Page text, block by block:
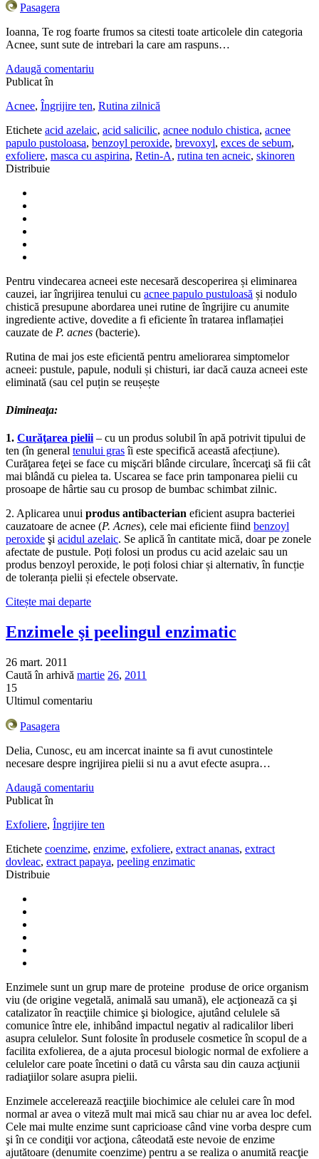
Pasagera
Ioanna, Te rog foarte frumos sa citesti toate articolele din categoria
Acnee, sunt sute de intrebari la care am raspuns…
Adaugă comentariu
Publicat în
Acnee, Îngrijire ten, Rutina zilnică
Etichete acid azelaic, acid salicilic, acnee nodulo chistica, acnee
papulo pustoloasa, benzoyl peroxide, brevoxyl, exces de sebum,
exfoliere, masca cu aspirina, Retin-A, rutina ten acneic, skinoren
Distribuie
Pentru vindecarea acneei este necesară descoperirea și eliminarea
cauzei, iar îngrijirea tenului cu acnee papulo pustuloasă și nodulo
chistică presupune abordarea unei rutine de îngrijire cu anumite
ingrediente active, dovedite a fi eficiente în tratarea inflamației
cauzate de P. acnes (bacterie).
Rutina de mai jos este eficientă pentru ameliorarea simptomelor
acneei: pustule, papule, noduli și chisturi, iar dacă cauza acneei este
eliminată (sau cel puțin se reușește
Dimineaţa:
1. Curăţarea pielii – cu un produs solubil în apă potrivit tipului de
ten (în general tenului grasîi este specifică această afecțiune).
Curăţarea feţei se face cu mişcări blânde circulare, încercaţi să fii cât
mai blândă cu pielea ta. Uscarea se face prin tamponarea pielii cu
prosoape de hârtie sau cu prosop de bumbac schimbat zilnic.
2. Aplicarea unui produs antibacterian eficient asupra bacteriei
cauzatoare de acnee (P. Acnes), cele mai eficiente fiind benzoyl
peroxide şi acidul azelaic. Se aplică în cantitate mică, doar pe zonele
afectate de pustule. Poți folosi un produs cu acid azelaic sau un
produs benzoyl peroxide, le poți folosi chiar și alternativ, în funcție
de toleranța pielii și efectele observate.
Citește mai departe
Enzimele şi peelingul enzimatic
26 mart. 2011
Caută în arhivă martie 26, 2011
15
Ultimul comentariu
Pasagera
Delia, Cunosc, eu am incercat inainte sa fi avut cunostintele
necesare despre ingrijirea pielii si nu a avut efecte asupra…
Adaugă comentariu
Publicat în
Exfoliere, Îngrijire ten
Etichete coenzime, enzime, exfoliere, extract ananas, extract
dovleac, extract papaya, peeling enzimatic
Distribuie
Enzimele sunt un grup mare de proteine produse de orice organism
viu (de origine vegetală, animală sau umană), ele acţionează ca şi
catalizator în reacţiile chimice şi biologice, ajutând celulele să
comunice între ele, inhibând impactul negativ al radicalilor liberi
asupra celulelor. Sunt folosite în produsele cosmetice în scopul de a
facilita exfolierea, de a ajuta procesul biologic normal de exfoliere a
celulelor care poate încetini o dată cu vârsta sau din cauza acţiunii
radiaţiilor solare asupra pielii.
Enzimele accelerează reacţiile biochimice ale celulei care în mod
normal ar avea o viteză mult mai mică sau chiar nu ar avea loc defel.
Cele mai multe enzime sunt capricioase când vine vorba despre cum
şi în ce condiţii vor acţiona, câteodată este nevoie de enzime
ajutătoare (denumite coenzime) pentru a se realiza o anumită reacţie